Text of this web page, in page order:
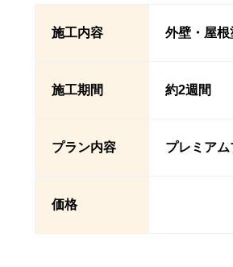
施工内容 外壁・屋根
施工期間 約2週間
プラン内容 プレミアム
価格